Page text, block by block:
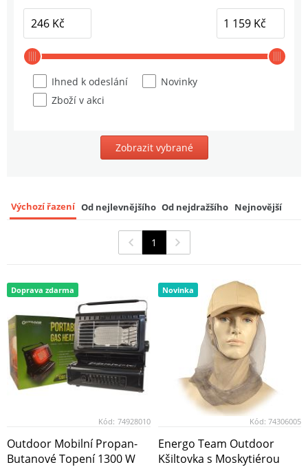
Ihned k odeslání
Novinky
Zboží v akci
Zobrazit vybrané
Výchozí řazení Od nejlevnějšího Od nejdražšího Nejnovější
1
Doprava zdarma
Kód: 74928010
Outdoor Mobilní Propan-
Butanové Topení 1300 W
Novinka
Kód: 74306005
Energo Team Outdoor
Kšiltovka s Moskytiérou